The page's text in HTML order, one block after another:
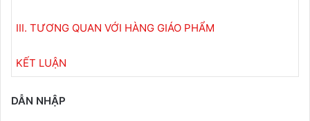
III. TƯƠNG QUAN VỚI HÀNG GIÁO PHẨM
KẾT LUẬN
DẪN NHẬP